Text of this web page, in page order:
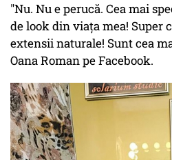
"Nu. Nu e perucă. Cea mai
de look din viaţa mea! Super
extensii naturale! Sunt cea
Oana Roman pe Facebook.